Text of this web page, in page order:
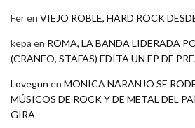
Feren VIEJO ROBLE, HARD ROCK
kepa en ROMA, LA BANDA LIDERADA
(CRANEO, STAFAS) EDITA UN EP DE
Lovegun en MONICA NARANJO SE
MÚSICOS DE ROCK Y DE METAL DEL
GIRA